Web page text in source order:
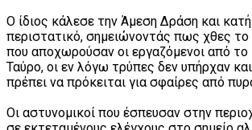
Ο ίδιος κάλεσε την Άμεση Δράση και
περιστατικό, σημειώνοντάς πως χθες
που αποχωρούσαν οι εργαζόμενοι από το
Ταύρο, οι εν λόγω τρύπες δεν υπήρχαν
πρέπει να πρόκειται για σφαίρες από
Οι αστυνομικοί που έσπευσαν στην